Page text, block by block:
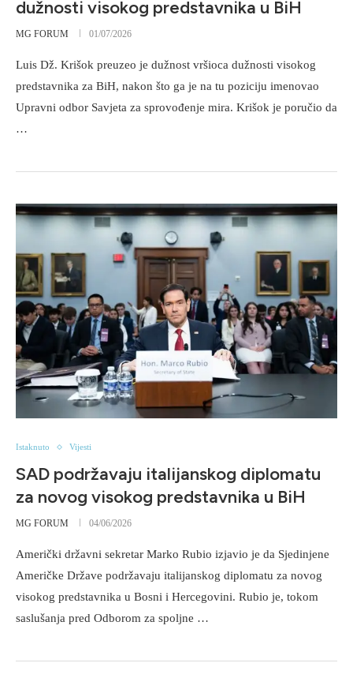
dužnosti visokog predstavnika u BiH
MG FORUM 01/07/2026
Luis Dž. Krišok preuzeo je dužnost vršioca dužnosti visokog
predstavnika za BiH, nakon što ga je na tu poziciju imenovao
Upravni odbor Savjeta za sprovođenje mira. Krišok je poručio da
…
Istaknuto Vijesti
SAD podržavaju italijanskog diplomatu
za novog visokog predstavnika u BiH
MG FORUM 04/06/2026
Američki državni sekretar Marko Rubio izjavio je da Sjedinjene
Američke Države podržavaju italijanskog diplomatu za novog
visokog predstavnika u Bosni i Hercegovini. Rubio je, tokom
saslušanja pred Odborom za spoljne …